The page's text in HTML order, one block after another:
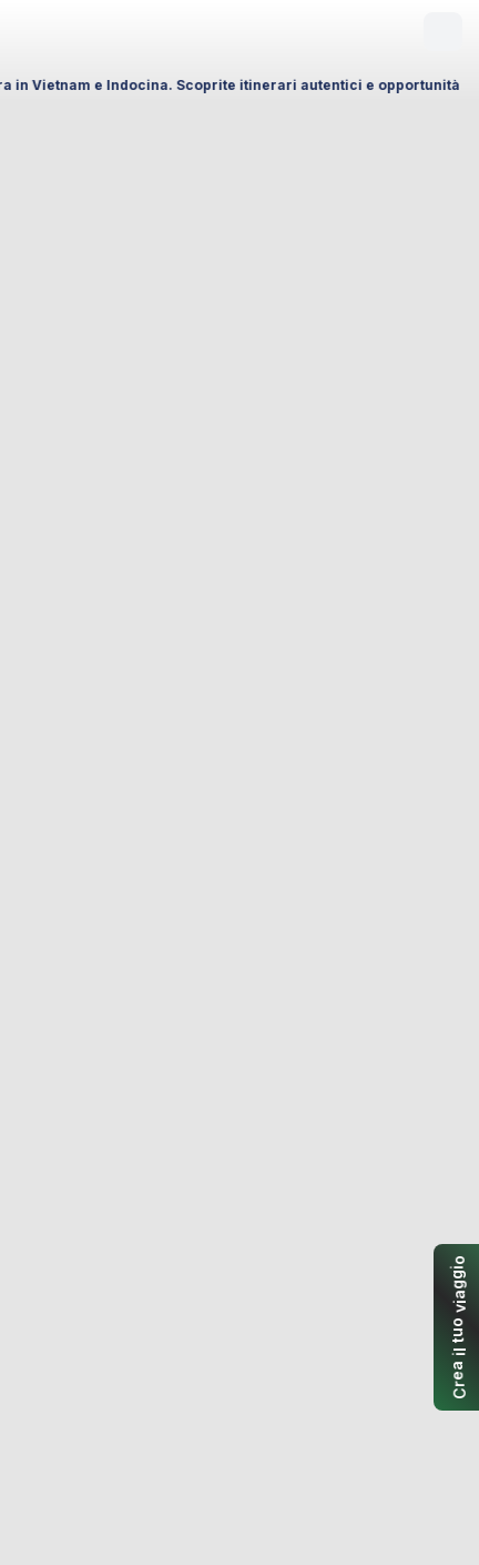
Scoprite itinerari autentici e opportunità di collaborazione
C
r
e
a
i
l
t
u
o
v
i
a
g
g
i
o